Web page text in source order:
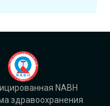
NABH
здравоохранения